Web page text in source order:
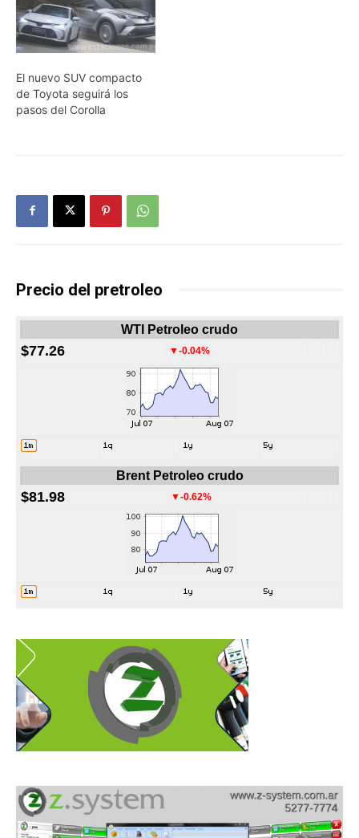
El nuevo SUV compacto
de Toyota seguirá los
pasos del Corolla
Precio del pretroleo
WTI Petroleo crudo
$77.26 ▼-0.04%
Brent Petroleo crudo
$81.98 ▼-0.62%